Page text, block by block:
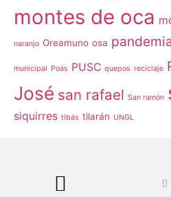
montes de oca
naranjo Oreamuno osa
municipal Poás PUSC quepos reciclaje
José san rafael San ramón
siquirres tibás tilarán UNGL